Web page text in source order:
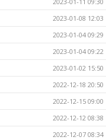
2023-01-08 12:03
2023-01-04 09:29
2023-01-04 09:22
2023-01-02 15:50
2022-12-18 20:50
2022-12-15 09:00
2022-12-12 08:38
2022-12-07 08:34